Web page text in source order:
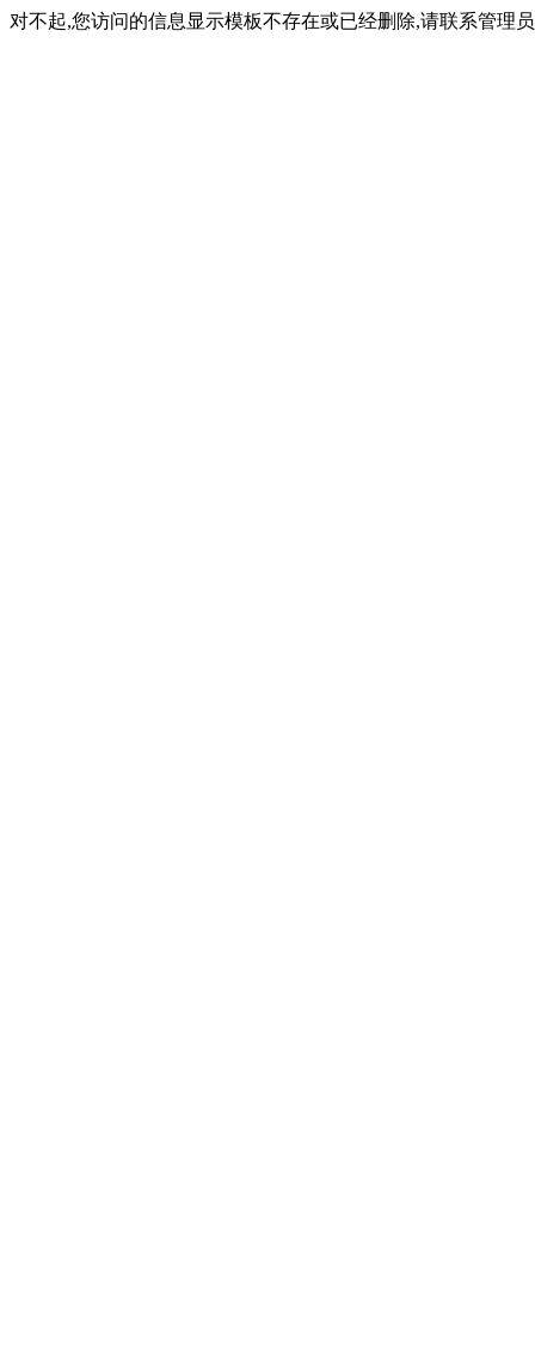
对不起,您访问的信息显示模板不存在或已经删除,请联系管理